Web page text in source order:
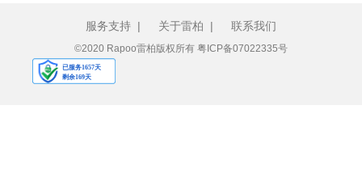
服务支持 | 关于雷柏 | 联系我们
©2020 Rapoo雷柏版权所有 粤ICP备07022335号